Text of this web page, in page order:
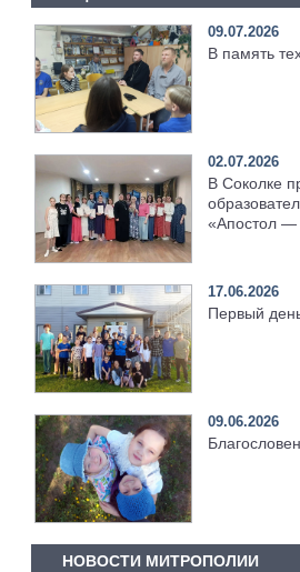
09.07.2026
В память
02.07.2026
В Соколке
«Апостол —
17.06.2026
Первый
09.06.2026
НОВОСТИ МИТРОПОЛИИ